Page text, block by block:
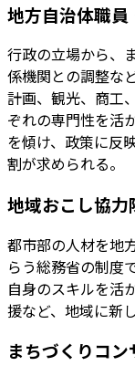
地方自治体職員
行政の立場から、
係機関との調整な
計画、観光、商工
ぞれの専門性を活
を傾け、政策に反
割が求められる。
地域おこし協力
都市部の人材を地
らう総務省の制度
自身のスキルを活
援など、地域に新
まちづくりコン